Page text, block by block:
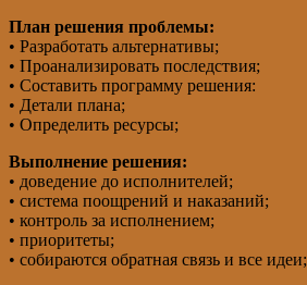
План решения проблемы:
• Разработать альтернативы;
• Проанализировать последствия;
• Составить программу решения:
• Детали плана;
• Определить ресурсы;
Выполнение решения:
• доведение до исполнителей;
• система поощрений и наказаний;
• контроль за исполнением;
• приоритеты;
• собираются обратная связь и все идеи;